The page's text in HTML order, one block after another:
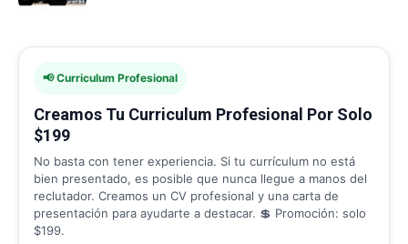
📢 Curriculum Profesional
Creamos Tu Curriculum Profesional Por Solo
$199
No basta con tener experiencia. Si tu currículum no está
bien presentado, es posible que nunca llegue a manos del
reclutador. Creamos un CV profesional y una carta de
presentación para ayudarte a destacar. 💲 Promoción: solo
$199.